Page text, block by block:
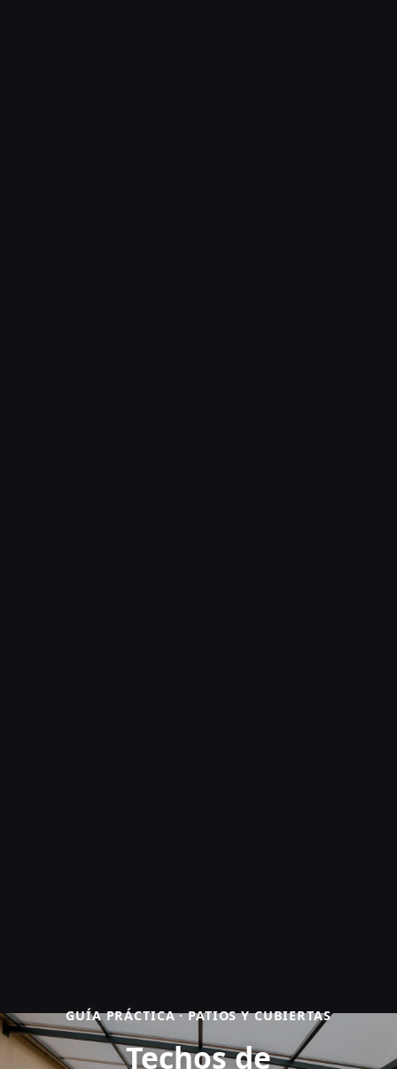
GUÍA PRÁCTICA · PATIOS Y CUBIERTAS
Techos de